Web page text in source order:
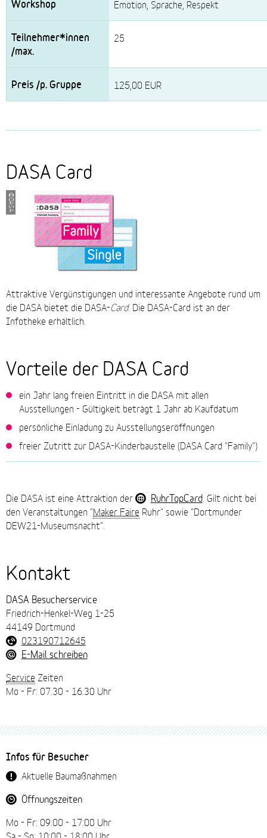
Emotion, Sprache, Respekt
25
125,00 EUR
DASA Card
©DASA
Attraktive Vergünstigungen und interessante Angebote rund um
die DASA bietet die DASA-Card. Die DASA-Card ist an der
Infotheke erhältlich.
Vorteile der DASA Card
ein Jahr lang freien Eintritt in die DASA mit allen
Ausstellungen - Gültigkeit beträgt 1 Jahr ab Kaufdatum
persönliche Einladung zu Ausstellungseröffnungen
freier Zutritt zur DASA-Kinderbaustelle (DASA Card "Family")
Die DASA ist eine Attraktion der RuhrTopCard. Gilt nicht bei
den Veranstaltungen "Maker Faire Ruhr" sowie "Dortmunder
DEW21-Museumsnacht".
Kontakt
DASA Besucherservice
Friedrich-Henkel-Weg 1-25
44149 Dortmund
023190712645
E-Mail schreiben
Service Zeiten
Mo - Fr: 07.30 - 16.30 Uhr
Fussbereich-
Navigation
Infos für Besucher
Aktuelle Baumaßnahmen
Öffnungszeiten
Mo - Fr: 09:00 - 17:00 Uhr
Sa - So: 10:00 - 18:00 Uhr